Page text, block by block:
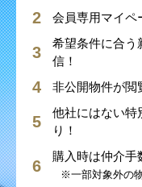
会員専用マイペ
希望条件に合う
信！
非公開物件が閲
他社にはない特
り！
購入時は仲介手
※一部対象外の